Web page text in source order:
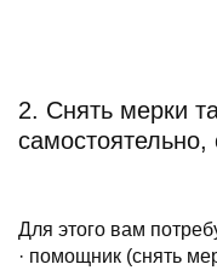
2. Снять мерки
самостоятельно,
Для этого вам
· помощник (снять